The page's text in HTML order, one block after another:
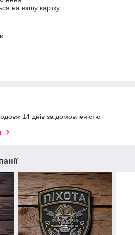
на вашу картку
14 днів за домовленістю